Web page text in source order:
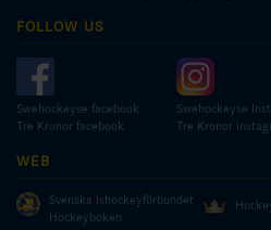
FOLLOW US
Swehockeyse facebook
Tre Kronor facebook
Swehockeyse
Tre Kronor
WEB
Svenska Ishockeyförbundet
Hockeyboken